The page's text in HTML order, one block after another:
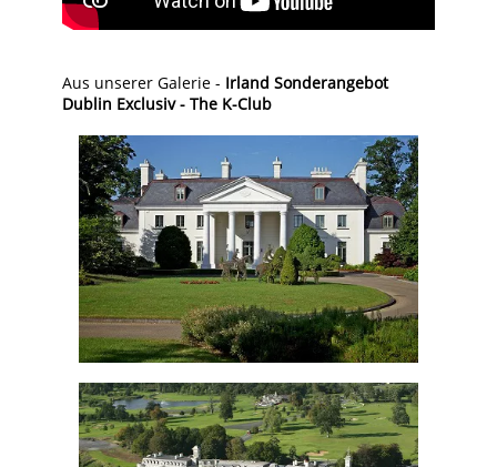
Aus unserer Galerie - Irland Sonderangebot
Dublin Exclusiv - The K-Club